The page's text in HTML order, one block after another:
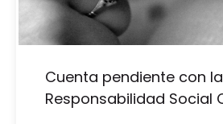
Cuenta pendiente con la
Responsabilidad Social